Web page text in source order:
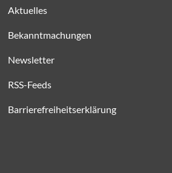
Aktuelles
Bekanntmachungen
Newsletter
RSS-Feeds
Barrierefreiheitserklärung